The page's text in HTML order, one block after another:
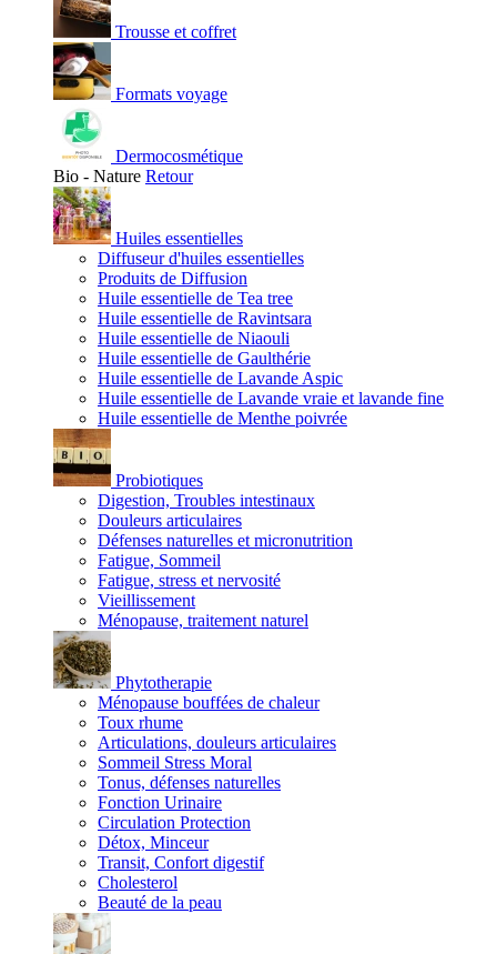
Trousse et coffret
Formats voyage
Dermocosmétique
Bio - Nature Retour
Huiles essentielles
Diffuseur d'huiles essentielles
Produits de Diffusion
Huile essentielle de Tea tree
Huile essentielle de Ravintsara
Huile essentielle de Niaouli
Huile essentielle de Gaulthérie
Huile essentielle de Lavande Aspic
Huile essentielle de Lavande vraie et lavande fine
Huile essentielle de Menthe poivrée
Probiotiques
Digestion, Troubles intestinaux
Douleurs articulaires
Défenses naturelles et micronutrition
Fatigue, Sommeil
Fatigue, stress et nervosité
Vieillissement
Ménopause, traitement naturel
Phytotherapie
Ménopause bouffées de chaleur
Toux rhume
Articulations, douleurs articulaires
Sommeil Stress Moral
Tonus, défenses naturelles
Fonction Urinaire
Circulation Protection
Détox, Minceur
Transit, Confort digestif
Cholesterol
Beauté de la peau